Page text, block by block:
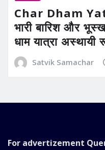
Char Dham
भारी बारिश और
धाम यात्रा
Satvik Samachar
For advertizement